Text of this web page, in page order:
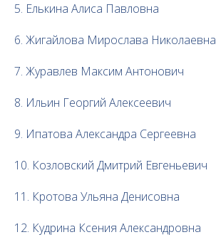
5. Елькина Алиса Павловна
6. Жигайлова Мирослава Николаевна
7. Журавлев Максим Антонович
8. Ильин Георгий Алексеевич
9. Ипатова Александра Сергеевна
10. Козловский Дмитрий Евгеньевич
11. Кротова Ульяна Денисовна
12. Кудрина Ксения Александровна